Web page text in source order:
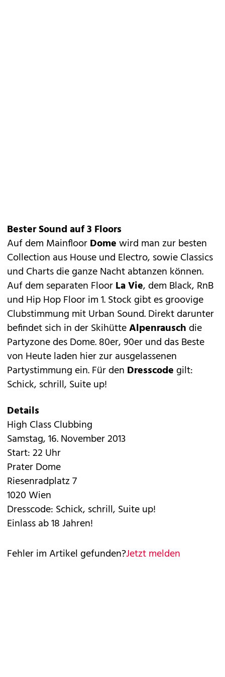
Bester Sound auf 3 Floors
Auf dem MainfloorDomewird man zur besten
Collection aus House und Electro, sowie Classics
und Charts die ganze Nacht abtanzen können.
Auf dem separaten FloorLa Vie, dem Black, RnB
und Hip Hop Floor im 1. Stock gibt es groovige
Clubstimmung mit Urban Sound. Direkt darunter
befindet sich in der SkihütteAlpenrauschdie
Partyzone des Dome. 80er, 90er und das Beste
von Heute laden hier zur ausgelassenen
Partystimmung ein. Für den Dresscodegilt:
Schick, schrill, Suite up!
Details
High Class Clubbing
Samstag, 16. November 2013
Start: 22 Uhr
Prater Dome
Riesenradplatz 7
1020 Wien
Dresscode: Schick, schrill, Suite up!
Einlass ab 18 Jahren!
Fehler im Artikel gefunden?Jetzt melden